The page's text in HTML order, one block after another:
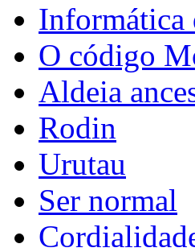
Informática
O código
Aldeia
Rodin
Urutau
Ser normal